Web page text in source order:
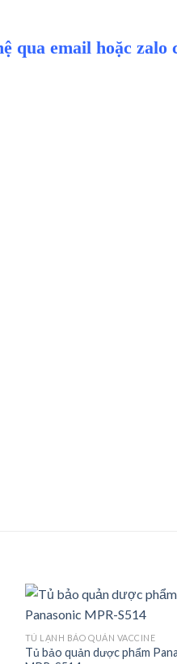
qua email hoặc zalo
TỦ LẠNH BẢO QUẢN VACCINE
Tủ bảo quản dược phẩm